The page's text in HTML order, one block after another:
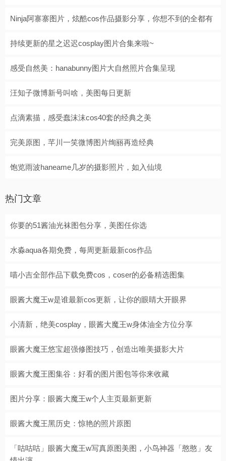
Ninja阿寨寨图片，炫酷cos作品摄影分享，你想不到的全都有
持续更新的星之迟迟cosplay图片合集来啦~
感受自然美：hanabunny图片大自然照片合集呈现
汪知子微博新号叫啥，美图每日更新
点滴素描，感受蠢沫沫cos40套的经典之美
完美原图，芊川一笑微博图片绚丽再造经典
饱览雨波haneame几岁的摄影照片，如入仙境
热门文章
你要的51酱油光袜图包分享，美图任你选
水淼aqua各期免费，每周更新最新cos作品
喵小吉全部作品下载免费cos，coser的必备精选图集
眼酱大魔王w是谁最新cos更新，让你的眼睛大开眼界
小清新，绝美cosplay，眼酱大魔王w身体油全方位分享
眼酱大魔王悠宝超强修图技巧，创造出唯美摄影大片
眼酱大魔王图集谷：好看的图片图包等你来收藏
图片分享：眼酱大魔王w个人主页最新更新
眼酱大魔王黑历史：惊艳的照片原图
「咕咕咕」眼酱大魔王w写真原图美图，小鸟神器「憨憨」友